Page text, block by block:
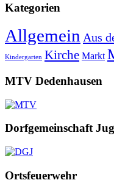
Kategorien
Allgemein Aus
Kindergarten Kirche Markt
MTV Dedenhausen
Dorfgemeinschaft
Ortsfeuerwehr